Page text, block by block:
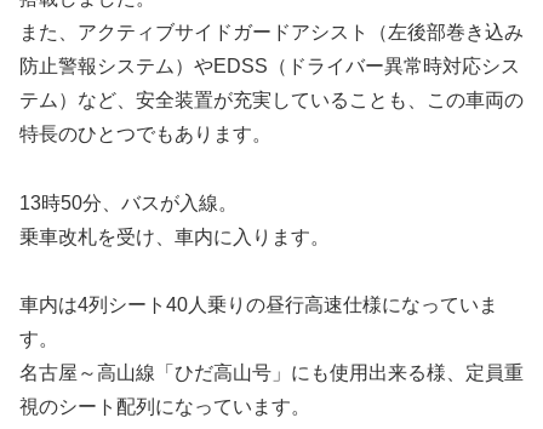
また、アクティブサイドガードアシスト（左後部巻き込み
防止警報システム）やEDSS（ドライバー異常時対応シス
テム）など、安全装置が充実していることも、この車両の
特長のひとつでもあります。
13時50分、バスが入線。
乗車改札を受け、車内に入ります。
車内は4列シート40人乗りの昼行高速仕様になっていま
す。
名古屋～高山線「ひだ高山号」にも使用出来る様、定員重
視のシート配列になっています。